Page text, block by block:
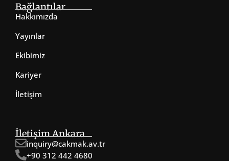
Bağlantılar
Hakkımızda
Yayınlar
Ekibimiz
Kariyer
İletişim
İletişim Ankara
inquiry@cakmak.av.tr
+90 312 442 4680